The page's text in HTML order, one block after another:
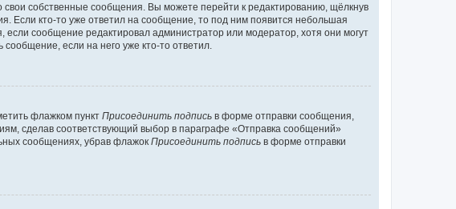
собственные сообщения. Вы можете перейти к редактированию, щёлкнув
Если кто-то уже ответил на сообщение, то под ним появится небольшая
если сообщение редактировал администратор или модератор, хотя они могут
если на него уже кто-то ответил.
флажком пункт Присоединить подпись в форме отправки сообщения,
сделав соответствующий выбор в параграфе «Отправка сообщений»
сообщениях, убрав флажок Присоединить подпись в форме отправки